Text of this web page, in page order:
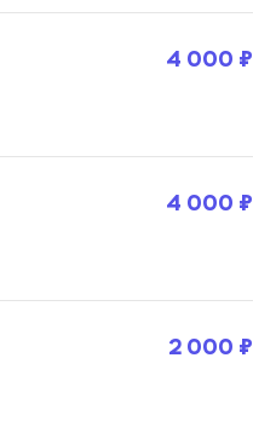
4 000 ₽
4 000 ₽
2 000 ₽